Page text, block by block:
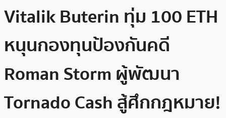
Vitalik Buterin ทุ่ม 100 ETH
หนุนกองทุนป้องกันคดี
Roman Storm ผู้พัฒนา
Tornado Cash สู้ศึกกฎหมาย!